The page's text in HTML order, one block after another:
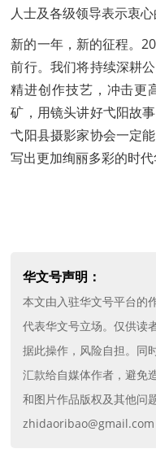
人士及各级领导表示衷心
新的一年，新的征程。
前行。我们将持续深耕
精进创作技艺，冲击更
矿，用镜头讲好弋阳故
弋阳县摄影家协会一定
写出更加绚丽多彩的时代
华文号声明：
本文由入驻华文号平台的
代表华文号立场。仅供读
据此操作，风险自担。同
汇款给自媒体作者，避免
和图片作品版权及其他问
zhidaoribao@gmail.com